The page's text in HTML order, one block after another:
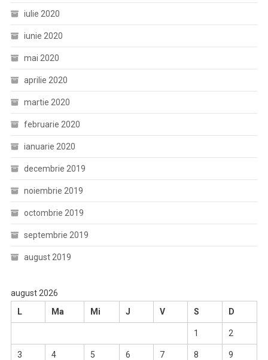
iulie 2020
iunie 2020
mai 2020
aprilie 2020
martie 2020
februarie 2020
ianuarie 2020
decembrie 2019
noiembrie 2019
octombrie 2019
septembrie 2019
august 2019
august 2026
L
Ma Mi J V S D
1 2
3 4 5 6 7 8 9